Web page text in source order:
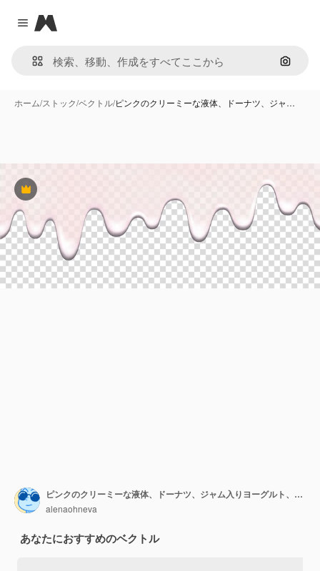
Close menu
Magnific
画像で
ホーム/ストック/ベクトル/ピンクのクリーミーな液体、ドーナツ、ジャ…
Premium
ピンクのクリーミーな液体、ドーナツ、ジャム入りヨーグルト、アイスクリームを滴下します。ドーナツ釉薬。カラメル。ベクトルドリップテクスチャ。
alenaohneva
あなたにおすすめのベクトル